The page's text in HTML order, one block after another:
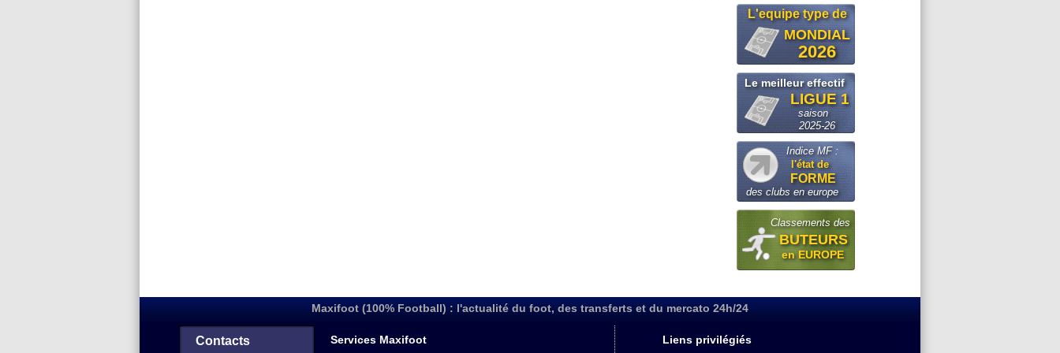
L'equipe type de
MONDIAL
2026
Le meilleur effectif
LIGUE 1
saison
2025-26
Indice MF :
l'état de
FORME
des clubs en europe
Classements des
BUTEURS
en EUROPE
Maxifoot (100% Football) : l'actualité du foot, des transferts et du mercato 24h/24
Contacts Services Maxifoot Liens privilégiés